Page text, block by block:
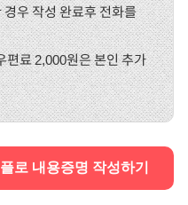
우 작성 완료후 전화를
편료 2,000원은 본인 추가
로 내용증명 작성하기